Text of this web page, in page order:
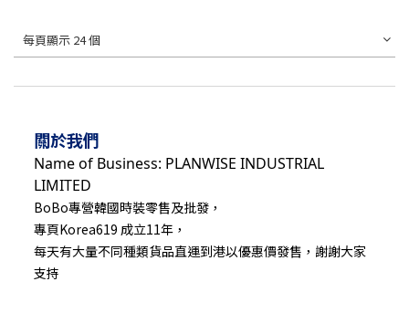
每頁顯示 24 個
關於我們
Name of Business: PLANWISE INDUSTRIAL
LIMITED
BoBo專營韓國時裝零售及批發，
專頁Korea619 成立11年，
每天有大量不同種類貨品直運到港以優惠價發售，謝謝大家
支持